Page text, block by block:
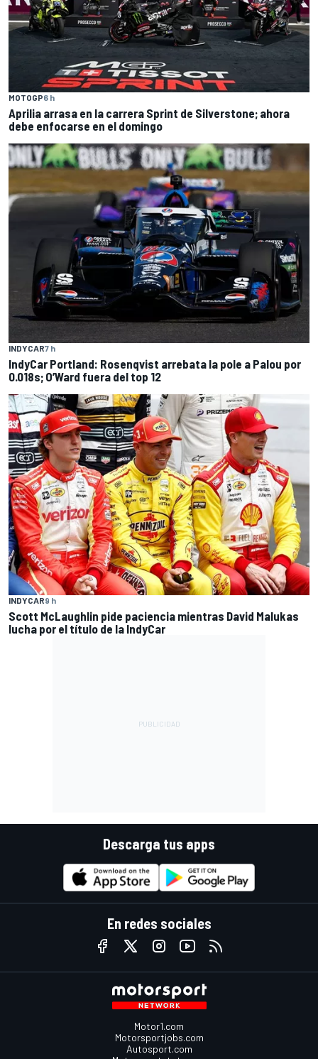
MOTOGP6 h
Aprilia arrasa en la carrera Sprint de Silverstone; ahora
debe enfocarse en el domingo
INDYCAR7 h
IndyCar Portland: Rosenqvist arrebata la pole a Palou por
0.018s; O’Ward fuera del top 12
INDYCAR9 h
Scott McLaughlin pide paciencia mientras David Malukas
lucha por el título de la IndyCar
Descarga tus apps
En redes sociales
Motor1.com
Motorsportjobs.com
Autosport.com